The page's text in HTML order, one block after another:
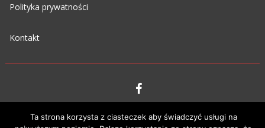
Polityka prywatności
Kontakt
VIPM © 2023
Ta strona korzysta z ciasteczek aby świadczyć usługi na